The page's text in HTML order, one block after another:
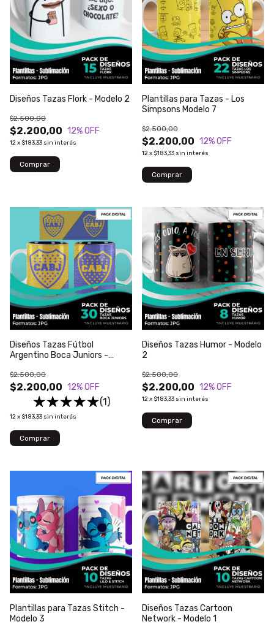
Diseños Tazas Flork - Modelo 2
$2.200,00
$2.500,00
12% OFF
12x $183,33 sin interés
Plantillas para Tazas - Los
Simpsons Modelo 7
$2.200,00
$2.500,00
12% OFF
12x $183,33 sin interés
Diseños Tazas Fútbol
Argentino Boca Juniors -
$2.200,00
$2.500,00
12% OFF
(1)
12x $183,33 sin interés
Diseños Tazas Humor - Modelo
2
$2.200,00
$2.500,00
12% OFF
12x $183,33 sin interés
Plantillas para Tazas Stitch -
Modelo 3
Diseños Tazas Cartoon
Network - Modelo 1